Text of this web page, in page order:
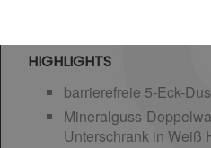
HIGHLIGHTS
barrierefreie 5-Eck-
Mineralguss-
Unterschrank in Weiß